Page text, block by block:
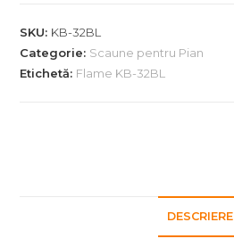
SKU: KB-32BL
Categorie: Scaune pentru Pian
Etichetă: Flame KB-32BL
DESCRIERE